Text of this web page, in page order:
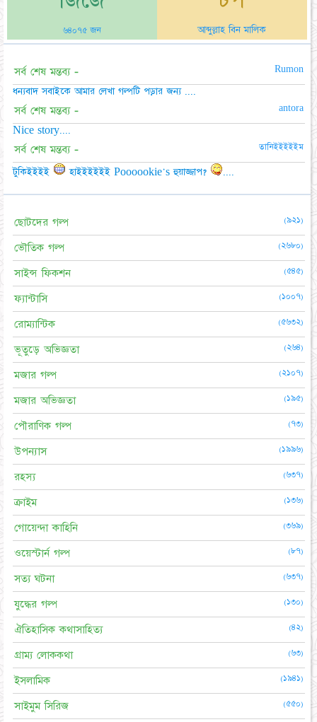
৬৪০৭৫ জন আব্দুল্লাহ বিন মালিক
সর্ব শেষ মন্তব্য - Rumon
ধন্যবাদ সবাইকে আমার লেখা গল্পটি পড়ার জন্য ....
সর্ব শেষ মন্তব্য - antora
Nice story....
সর্ব শেষ মন্তব্য - তানিইইইইইম
টুকিইইইই হাইইইইইই Poooookie's হুয়াজ্জাপ? ....
ছোটদের গল্প (৯২১)
ভৌতিক গল্প (২৬৮০)
সাইন্স ফিকশন (৫৪৫)
ফ্যান্টাসি (১০০৭)
রোম্যান্টিক (৫৬৩২)
ভূতুড়ে অভিজ্ঞতা (২৬৪)
মজার গল্প (২১০৭)
মজার অভিজ্ঞতা (১৯৫)
পৌরাণিক গল্প (৭৩)
উপন্যাস (১৯৯৬)
রহস্য (৬৩৭)
ক্রাইম (১৩৬)
গোয়েন্দা কাহিনি (৩৬৯)
ওয়েস্টার্ন গল্প (৮৭)
সত্য ঘটনা (৬৩৭)
যুদ্ধের গল্প (১৩০)
ঐতিহাসিক কথাসাহিত্য (৪২)
গ্রাম্য লোককথা (৬৩)
ইসলামিক (১৯৪১)
সাইমুম সিরিজ (৫৫০)